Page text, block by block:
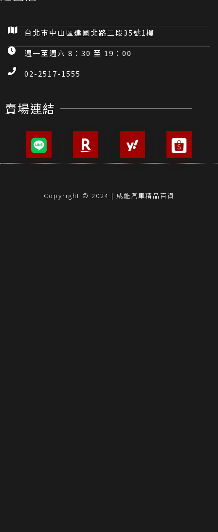
台北市中山區建國北路二段35號1樓
週一至週六 8：30 至 19：00
02-2517-1555
賣場連結
Copyright © 2024 | 威能汽車精品百貨